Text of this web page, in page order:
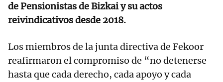
de Pensionistas de Bizkai y su actos
reivindicativos desde 2018.
Los miembros de la junta directiva de Fekoor
reafirmaron el compromiso de “no detenerse
hasta que cada derecho, cada apoyo y cada